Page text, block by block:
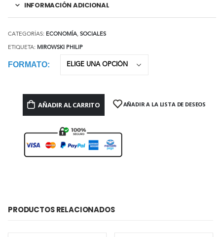
INFORMACIÓN ADICIONAL
CATEGORÍAS: ECONOMÍA, SOCIALES
ETIQUETA: MIROWSKI PHILIP
FORMATO
AÑADIR AL CARRITO AÑADIR A LA LISTA DE DESEOS
PRODUCTOS RELACIONADOS